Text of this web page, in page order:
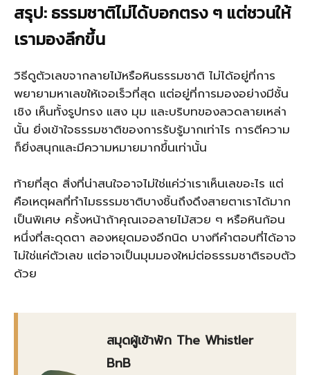
สรุป: ธรรมชาติไม่ได้บอกตรง ๆ แต่ชวนให้
เรามองลึกขึ้น
วิธีดูตัวเลขจากลายไม้หรือหินธรรมชาติ ไม่ได้อยู่ที่การ
พยายามหาเลขให้เจอเร็วที่สุด แต่อยู่ที่การมองอย่างมีชั้น
เชิง เห็นทั้งรูปทรง แสง มุม และบริบทของลวดลายเหล่า
นั้น ยิ่งเข้าใจธรรมชาติของการรับรู้มากเท่าไร การตีความ
ก็ยิ่งสนุกและมีความหมายมากขึ้นเท่านั้น
ท้ายที่สุด สิ่งที่น่าสนใจอาจไม่ใช่แค่ว่าเราเห็นเลขอะไร แต่
คือเหตุผลที่ทำไมธรรมชาติบางชิ้นถึงดึงสายตาเราได้มาก
เป็นพิเศษ ครั้งหน้าถ้าคุณเจอลายไม้สวย ๆ หรือหินก้อน
หนึ่งที่สะดุดตา ลองหยุดมองอีกนิด บางทีคำตอบที่ได้อาจ
ไม่ใช่แค่ตัวเลข แต่อาจเป็นมุมมองใหม่ต่อธรรมชาติรอบตัว
ด้วย
สมุดผู้เข้าพัก The Whistler
BnB